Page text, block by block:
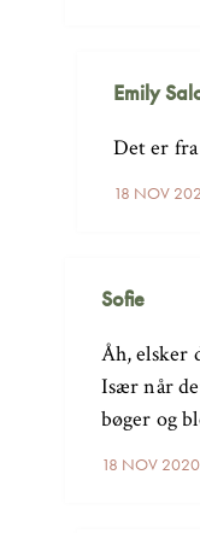
Emily
18 NOV
Det er
Sofie
18 NOV
Åh, elsker
Især når
bøger og